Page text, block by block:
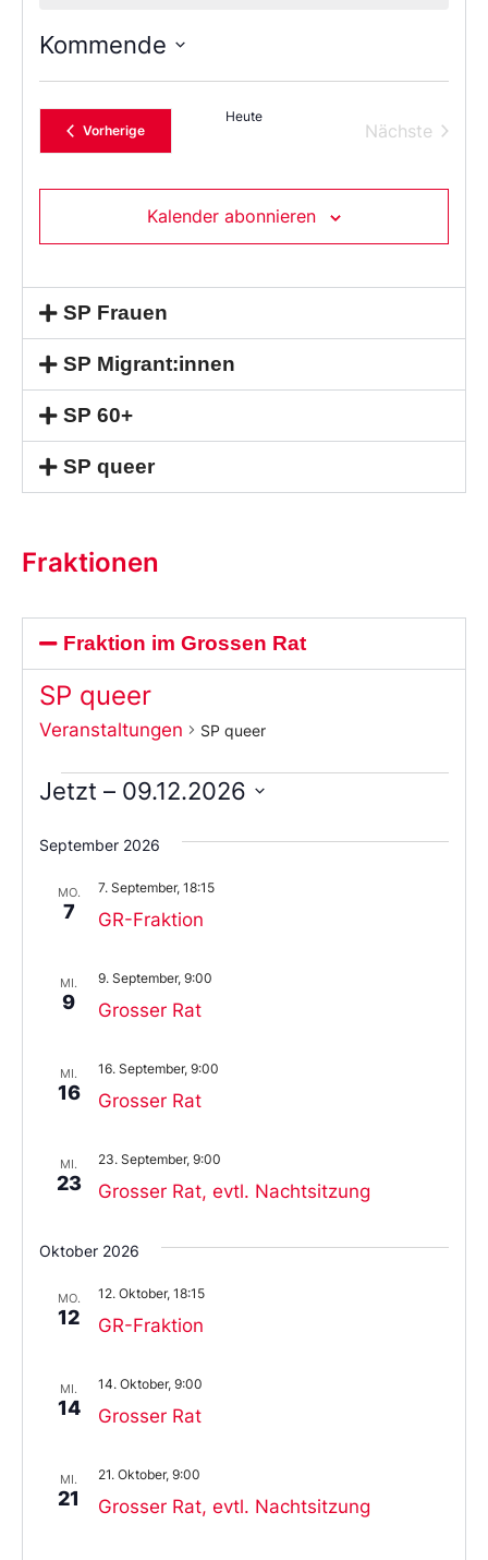
Kommende
Sie
das
Datum
aus.
VorherigeVeranstaltungen
Heute
Nächste
Kalender abonnieren
SP Frauen
SP Migrant:innen
SP 60+
SP queer
Fraktionen
Fraktion im Grossen Rat
SP queer
Veranstaltungen SP queer
Jetzt – 09.12.2026
Sie
das
aus.
September 2026
MO.
7 GR-Fraktion
7. September, 18:15
MI.
9 Grosser Rat
9. September, 9:00
MI.
16 Grosser Rat
16. September, 9:00
MI.
23 Grosser Rat, evtl. Nachtsitzung
23. September, 9:00
Oktober 2026
MO.
12 GR-Fraktion
12. Oktober, 18:15
MI.
14 Grosser Rat
14. Oktober, 9:00
MI.
21 Grosser Rat, evtl. Nachtsitzung
21. Oktober, 9:00